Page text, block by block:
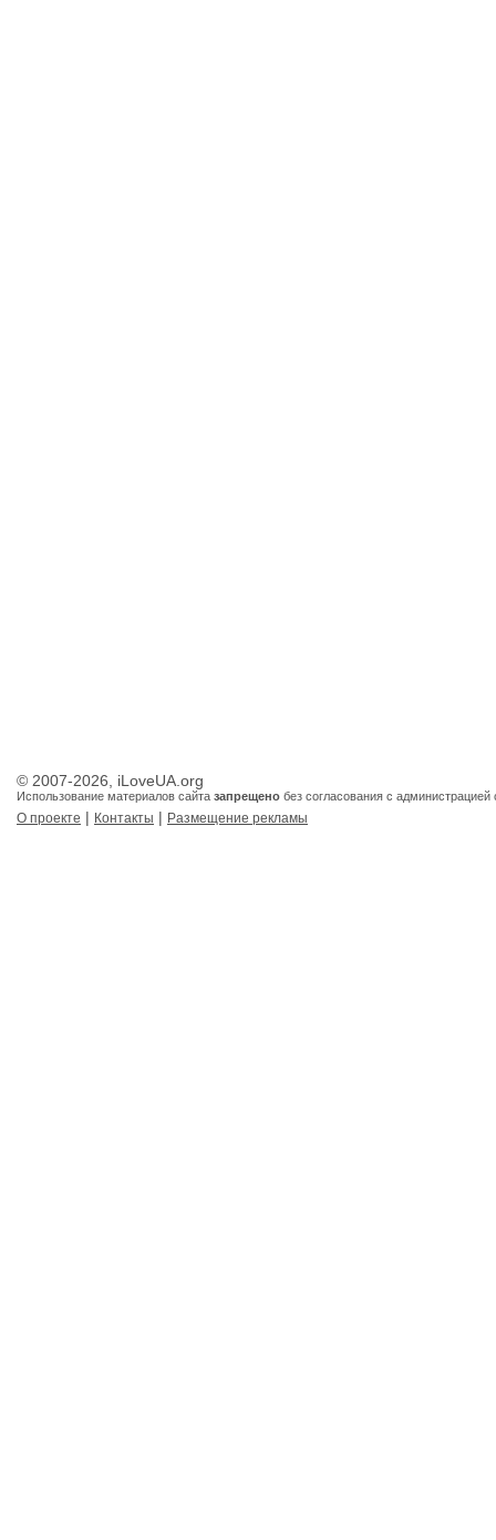
© 2007-2026, iLoveUA.org
Использование материалов сайта запрещено без согласования с администрацией
О проекте | Контакты | Размещение рекламы